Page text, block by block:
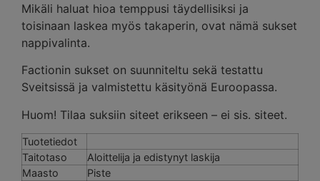
Mikäli haluat hioa temppusi täydellisiksi ja
toisinaan laskea myös takaperin, ovat nämä sukset
nappivalinta.
Factionin sukset on suunniteltu sekä testattu
Sveitsissä ja valmistettu käsityönä Euroopassa.
Huom! Tilaa suksiin siteet erikseen – ei sis. siteet.
Tuotetiedot
Taitotaso
Aloittelija ja edistynyt laskija
Maasto
Piste